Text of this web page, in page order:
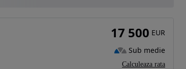
17 500 EUR
Sub medie
Calculeaza rata